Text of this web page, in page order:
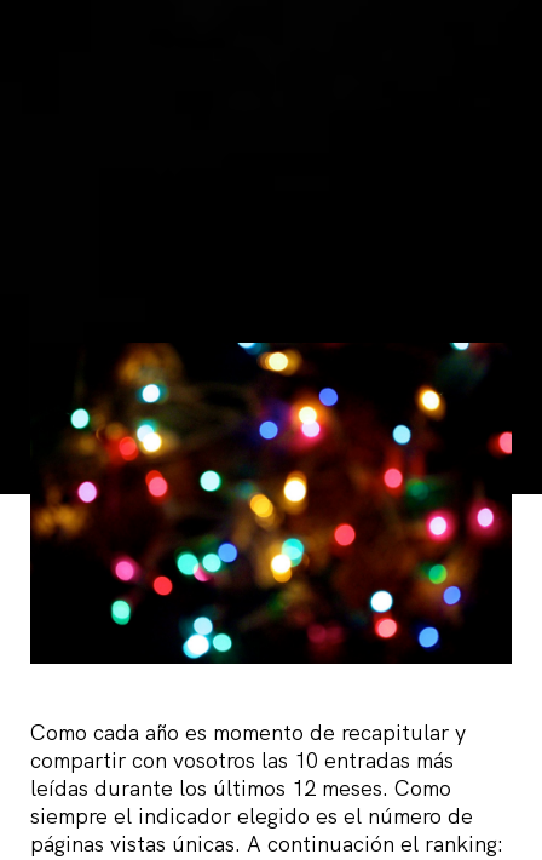
Como cada año es momento de recapitular y
compartir con vosotros las 10 entradas más
leídas durante los últimos 12 meses. Como
siempre el indicador elegido es el número de
páginas vistas únicas. A continuación el ranking: